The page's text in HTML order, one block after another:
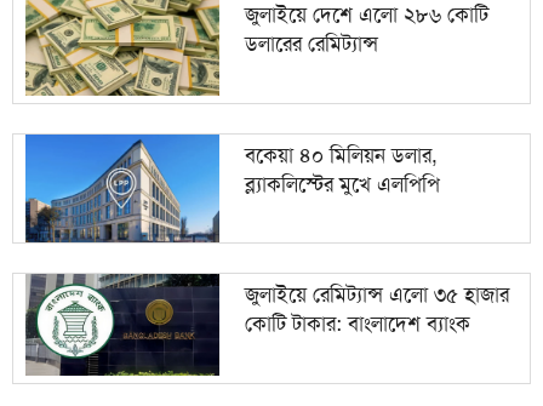
জুলাইয়ে দেশে এলো ২৮৬ কোটি
ডলারের রেমিট্যান্স
বকেয়া ৪০ মিলিয়ন ডলার,
ব্ল্যাকলিস্টের মুখে এলপিপি
জুলাইয়ে রেমিট্যান্স এলো ৩৫ হাজার
কোটি টাকার: বাংলাদেশ ব্যাংক